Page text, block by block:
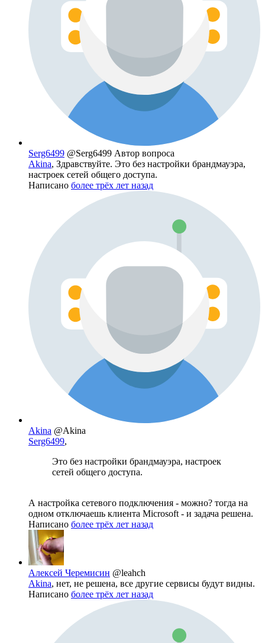
Serg6499 @Serg6499 Автор вопроса
Akina, Здравствуйте. Это без настройки брандмауэра,
настроек сетей общего доступа.
Написано более трёх лет назад
Akina @Akina
Serg6499,
Это без настройки брандмауэра, настроек
сетей общего доступа.
А настройка сетевого подключения - можно? тогда на
одном отключаешь клиента Microsoft - и задача решена.
Написано более трёх лет назад
Алексей Черемисин @leahch
Akina, нет, не решена, все другие сервисы будут видны.
Написано более трёх лет назад